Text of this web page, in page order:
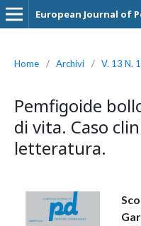
European Journal of
Home / Archivi / V. 13 N.
Pemfigoide
di vita. Caso
letteratura.